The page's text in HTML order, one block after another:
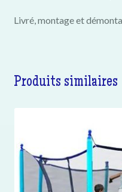
Livré, montage et
Produits similaires